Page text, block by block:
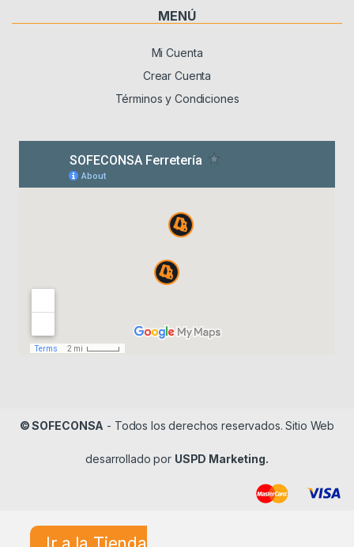
MENÚ
Mi Cuenta
Crear Cuenta
Términos y Condiciones
© SOFECONSA - Todos los derechos reservados. Sitio Web
desarrollado por USPD Marketing.